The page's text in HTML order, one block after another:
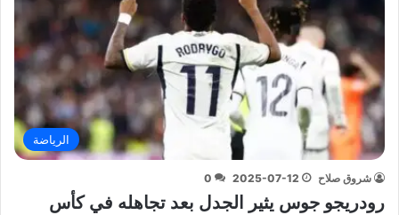
الرياضة
شروق صلاح 2025-07-12
0
رودريجو جوس يثير الجدل بعد تجاهله في كأس